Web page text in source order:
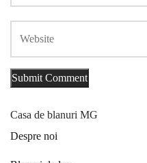
Casa de blanuri MG
Despre noi